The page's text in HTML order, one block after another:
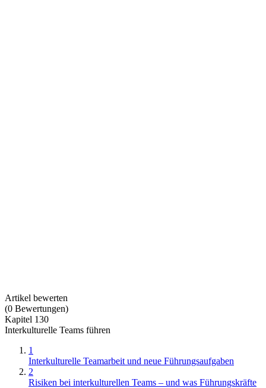
Artikel bewerten
(0 Bewertungen)
Kapitel 130
Interkulturelle Teams führen
1
Interkulturelle Teamarbeit und neue Führungsaufgaben
2
Risiken bei interkulturellen Teams – und was Führungskräfte